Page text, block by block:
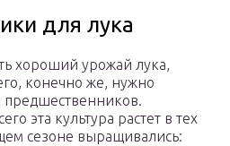
для лука
хороший урожай лука,
конечно же, нужно
предшественников.
эта культура растет в тех
сезоне выращивались: